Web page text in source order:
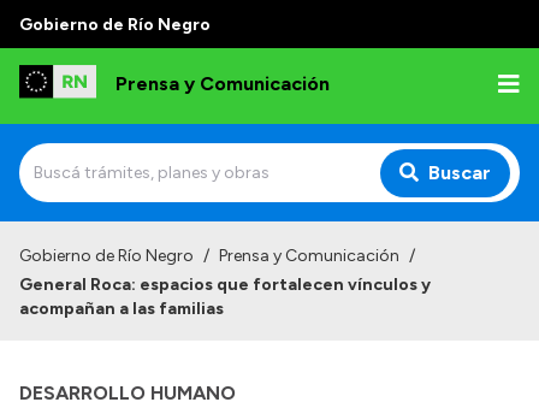
Gobierno de Río Negro
Prensa y Comunicación
Buscar
Institucional
Referentes de prensa
Gobierno de Río Negro / Prensa y Comunicación /
General Roca: espacios que fortalecen vínculos y
acompañan a las familias
DESARROLLO HUMANO